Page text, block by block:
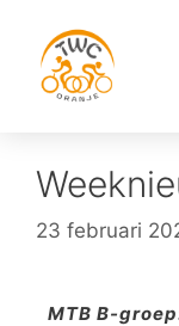
23 februari
MTB B-